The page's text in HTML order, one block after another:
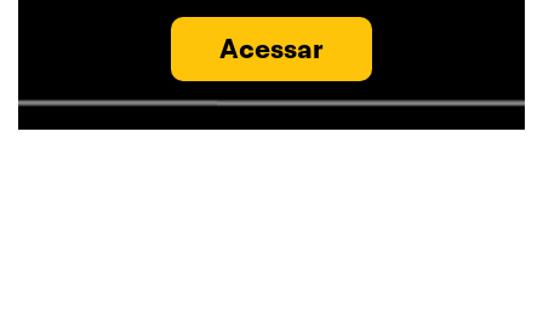
Acessar